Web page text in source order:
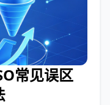
求维稳，洗净
。
常见误区